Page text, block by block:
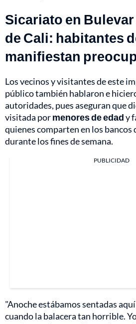
Sicariato en
de Cali: habitantes
manifiestan
Los vecinos y visitantes de este
público también hablaron e
autoridades, pues aseguran que
visitada pormenores de edady
quienes comparten en los bancos
durante los fines de semana.
PUBLICIDAD
"Anoche estábamos sentadas
cuando la balacera tan horrible.